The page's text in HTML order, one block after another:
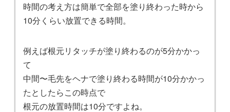
時間の考え方は簡単で全部を塗り終わった時から
10分くらい放置できる時間。
例えば根元リタッチが塗り終わるのが5分かかっ
て
中間〜毛先をヘナで塗り終わる時間が10分かかっ
たとしたらこの時点で
根元の放置時間は10分ですよね。